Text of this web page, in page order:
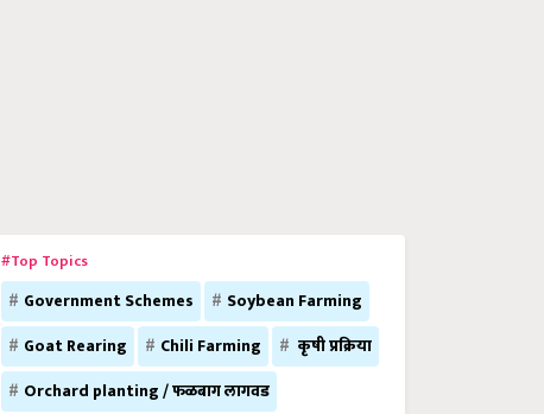
#Top Topics
Government Schemes
Soybean Farming
Goat Rearing
Chili Farming
कृषी प्रक्रिया
Orchard planting / फळबाग लागवड